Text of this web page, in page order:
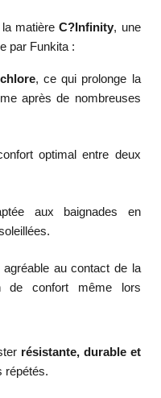
la matièreC?Infinity, une
par Funkita :
, ce qui prolonge la
après de nombreuses
optimal entre deux
aux baignades en
agréable au contact de la
de confort même lors
résistante, durable et
répétés.